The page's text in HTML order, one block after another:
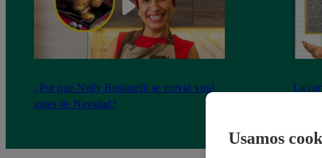
¿Por qué Nelly Rossinelli se volvió viral
antes de Navidad?
La
Usamos